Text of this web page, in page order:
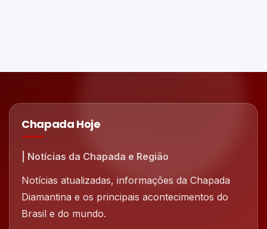
Chapada Hoje
| Notícias da Chapada e Região
Notícias atualizadas, informações da Chapada
Diamantina e os principais acontecimentos do
Brasil e do mundo.